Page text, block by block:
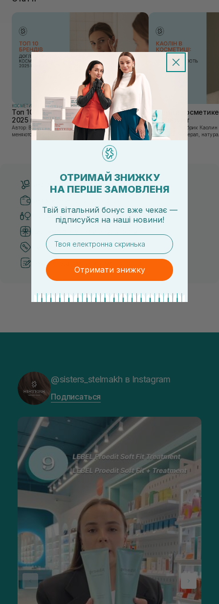
КОСМЕТИКА
Топ 10 брендов уходовой косметики в
2025 году
Автор: Вика Нагорная В современном мире, где тренды
меняются со скоростью света, а рынок популярной
косметики переполнен новыми предложениями, выбор
средства для ухода становится настоящим вызовом....
Каолин в
используют
Автор: Юлия Цебрик Каолин в косметологии – это
природный минерал,
имеет множество
Бесплатная доставка от 3000 UAH
Только оригинальная косметика
Лучшие цены и топ товары
Рекомендации от косметологов
@sisters_stelmakh в Instagram
Подписаться
ОТРИМАЙ ЗНИЖКУ
НА ПЕРШЕ ЗАМОВЛЕНЯ
Твій вітальний бонус вже чекає —
підписуйся на наші новини!
email
Отримати знижку